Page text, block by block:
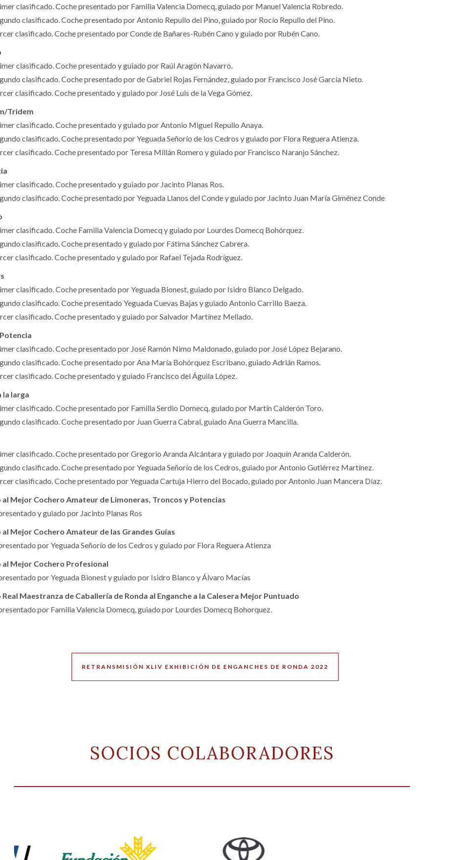
clasificado. Coche presentado por Familia Valencia Domecq, guiado por Manuel Valencia Robredo.
clasificado. Coche presentado por Antonio Repullo del Pino, guiado por Rocío Repullo del Pino.
clasificado. Coche presentado por Conde de Bañares-Rubén Cano y guiado por Rubén Cano.
clasificado. Coche presentado y guiado por Raúl Aragón Navarro.
clasificado. Coche presentado por de Gabriel Rojas Fernández, guiado por Francisco José García Nieto.
clasificado. Coche presentado y guiado por José Luis de la Vega Gómez.
Tridem
clasificado. Coche presentado y guiado por Antonio Miguel Repullo Anaya.
clasificado. Coche presentado por Yeguada Señorío de los Cedros y guiado por Flora Reguera Atienza.
clasificado. Coche presentado por Teresa Millán Romero y guiado por Francisco Naranjo Sánchez.
clasificado. Coche presentado y guiado por Jacinto Planas Ros.
clasificado. Coche presentado por Yeguada Llanos del Conde y guiado por Jacinto Juan María Giménez Conde
clasificado. Coche Familia Valencia Domecq y guiado por Lourdes Domecq Bohórquez.
clasificado. Coche presentado y guiado por Fátima Sánchez Cabrera.
clasificado. Coche presentado y guiado por Rafael Tejada Rodríguez.
clasificado. Coche presentado por Yeguada Bionest, guiado por Isidro Blanco Delgado.
clasificado. Coche presentado Yeguada Cuevas Bajas y guiado Antonio Carrillo Baeza.
clasificado. Coche presentado y guiado por Salvador Martínez Mellado.
clasificado. Coche presentado por José Ramón Nimo Maldonado, guiado por José López Bejarano.
clasificado. Coche presentado por Ana María Bohórquez Escribano, guiado Adrián Ramos.
clasificado. Coche presentado y guiado Francisco del Águila López.
la larga
clasificado. Coche presentado por Familia Serdio Domecq, guiado por Martín Calderón Toro.
clasificado. Coche presentado por Juan Guerra Cabral, guiado Ana Guerra Mancilla.
clasificado. Coche presentado por Gregorio Aranda Alcántara y guiado por Joaquín Aranda Calderón.
clasificado. Coche presentado por Yeguada Señorío de los Cedros, guiado por Antonio Gutiérrez Martínez.
clasificado. Coche presentado por Yeguada Cartuja Hierro del Bocado, guiado por Antonio Juan Mancera Díaz.
Mejor Cochero Amateur de Limoneras, Troncos y Potencias
y guiado por Jacinto Planas Ros
Mejor Cochero Amateur de las Grandes Guías
por Yeguada Señorío de los Cedros y guiado por Flora Reguera Atienza
Mejor Cochero Profesional
por Yeguada Bionest y guiado por Isidro Blanco y Álvaro Macías
Maestranza de Caballería de Ronda al Enganche a la Calesera Mejor Puntuado
por Familia Valencia Domecq, guiado por Lourdes Domecq Bohorquez.
RETRANSMISIÓN XLIV EXHIBICIÓN DE ENGANCHES DE RONDA 2022
SOCIOS COLABORADORES